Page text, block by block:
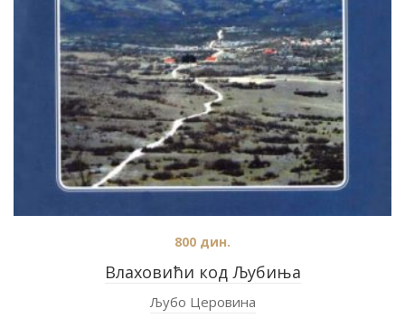
Влаховићи код Љубиња
800 дин.
Љубо Церовина